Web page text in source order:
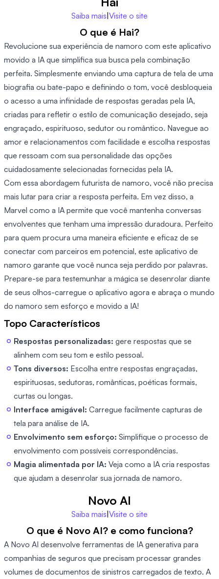
Saiba mais Visite o site
O que é Hai?
Revolucione sua experiência de namoro com este aplicativo
movido a IA que simplifica sua busca pela combinação
perfeita. Simplesmente enviando uma captura de tela de uma
biografia ou bate-papo e definindo o tom, você desbloqueia
o acesso a uma infinidade de respostas geradas pela IA,
criadas para refletir o estilo de comunicação desejado, seja
engraçado, espirituoso, sedutor ou romântico. Navegue ao
amor e relacionamentos com facilidade e escolha respostas
que ressoam com sua personalidade das opções
cuidadosamente selecionadas fornecidas pela IA.
Com essa abordagem futurista de namoro, você não precisa
mais lutar para criar a resposta perfeita. Em vez disso, a
Marvel como a IA permite que você mantenha conversas
envolventes que tenham uma impressão duradoura. Perfeito
para quem procura uma maneira eficiente e eficaz de se
conectar com parceiros em potencial, este aplicativo de
namoro garante que você nunca seja perdido por palavras.
Prepare-se para testemunhar a mágica se desenrolar diante
de seus olhos-carregue o aplicativo agora e abraça o mundo
do namoro sem esforço e movido a IA!
Topo Característicos
Respostas personalizadas: gere respostas que se
alinhem com seu tom e estilo pessoal.
Tons diversos: Escolha entre respostas engraçadas,
espirituosas, sedutoras, românticas, poéticas formais,
curtas ou longas.
Interface amigável: Carregue facilmente capturas de
tela para análise de IA.
Envolvimento sem esforço: Simplifique o processo de
envolvimento com possíveis correspondências.
Magia alimentada por IA: Veja como a IA cria respostas
que ajudam a desenrolar sua jornada de namoro.
Novo AI
Saiba mais Visite o site
O que é Novo AI? e como funciona?
A Novo AI desenvolve ferramentas de IA generativa para
companhias de seguros que precisam processar grandes
volumes de documentos de sinistros carregados de texto. A